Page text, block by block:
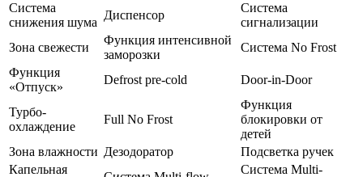
Система
снижения шума
Диспенсор
Система
сигнализации
Зона свежести
Функция интенсивной
заморозки
Система No Frost
Функция
«Отпуск»
Defrost pre-cold Door-in-Door
Турбо-
охлаждение
Full No Frost
Функция
блокировки от
детей
Зона влажности Дезодоратор
Подсветка ручек
Капельная
Система Multi-